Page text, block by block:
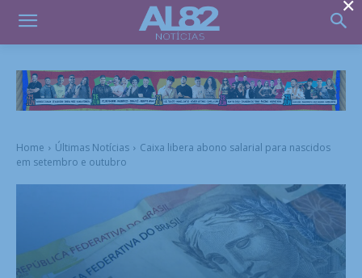
Home Últimas Notícias
Caixa libera abono salarial para nascidos
em setembro e outubro